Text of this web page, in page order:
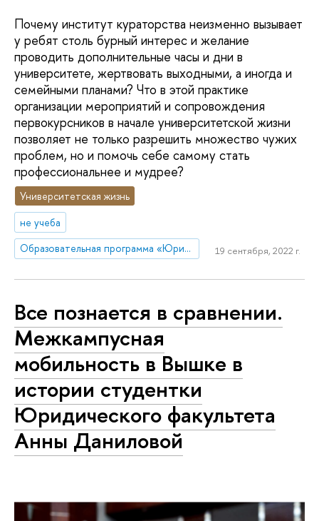
Почему институт кураторства неизменно вызывает
у ребят столь бурный интерес и желание
проводить дополнительные часы и дни в
университете, жертвовать выходными, а иногда и
семейными планами? Что в этой практике
организации мероприятий и сопровождения
первокурсников в начале университетской жизни
позволяет не только разрешить множество чужих
проблем, но и помочь себе самому стать
профессиональнее и мудрее?
Университетская жизнь
не учеба
Образовательная программа «Юриспруденция»
19 сентября, 2022 г.
Все познается в сравнении.
Межкампусная
мобильность в Вышке в
истории студентки
Юридического факультета
Анны Даниловой